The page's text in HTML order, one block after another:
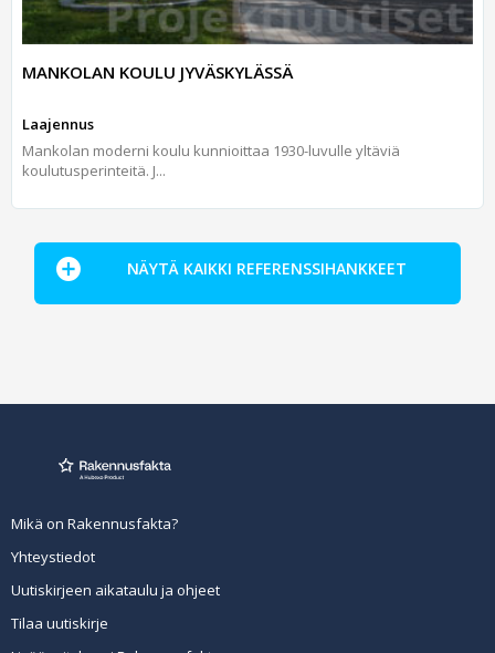
MANKOLAN KOULU JYVÄSKYLÄSSÄ
Laajennus
Mankolan moderni koulu kunnioittaa 1930-luvulle yltäviä
koulutusperinteitä. J...
NÄYTÄ KAIKKI REFERENSSIHANKKEET
Mikä on Rakennusfakta?
Yhteystiedot
Uutiskirjeen aikataulu ja ohjeet
Tilaa uutiskirje